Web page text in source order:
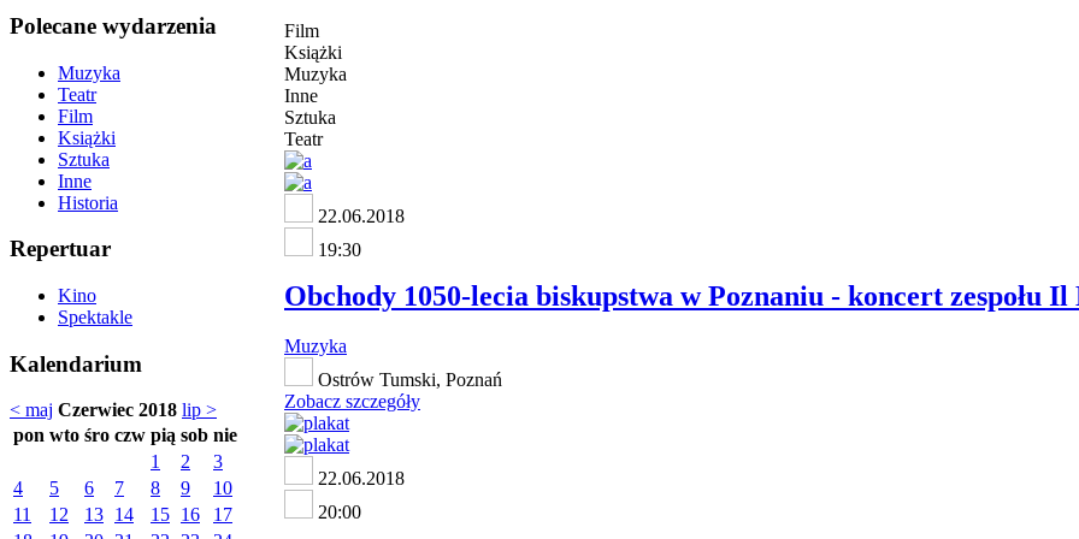
Polecane wydarzenia
Muzyka
Teatr
Film
Książki
Sztuka
Inne
Historia
Repertuar
Kino
Spektakle
Kalendarium
< maj Czerwiec 2018 lip >
pon wto śro czw pią sob nie
1
2
3
4
5 6 7 8 9
10
11
12 13 14 15 16
17
Film
Książki
Muzyka
Inne
Sztuka
Teatr
22.06.2018
19:30
Obchody 1050-lecia biskupstwa w Poznaniu - koncert zespołu Il
Muzyka
Ostrów Tumski, Poznań
Zobacz szczegóły
22.06.2018
20:00